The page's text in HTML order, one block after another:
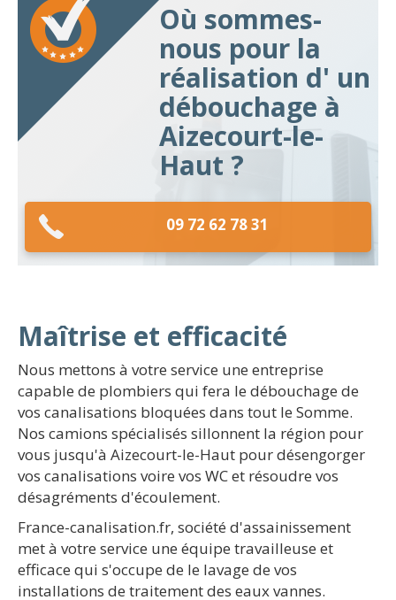
Où sommes-
nous pour la
réalisation d' un
débouchage à
Aizecourt-le-
Haut ?
09 72 62 78 31
Maîtrise et efficacité
Nous mettons à votre service une entreprise
capable de plombiers qui fera le débouchage de
vos canalisations bloquées dans tout le Somme.
Nos camions spécialisés sillonnent la région pour
vous jusqu'à Aizecourt-le-Haut pour désengorger
vos canalisations voire vos WC et résoudre vos
désagréments d'écoulement.
France-canalisation.fr, société d'assainissement
met à votre service une équipe travailleuse et
efficace qui s'occupe de le lavage de vos
installations de traitement des eaux vannes.